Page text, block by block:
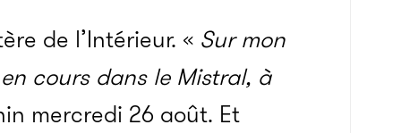
de l’Intérieur. « Sur mon
cours dans le Mistral, à
mercredi 26 août. Et